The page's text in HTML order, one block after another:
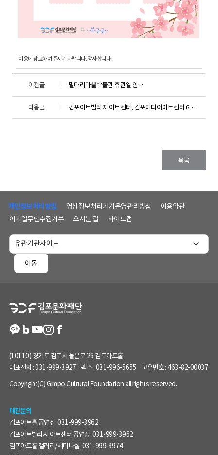
이용에 참고하여 주시기 바랍니다. 감사합니다.
이전글 밀다리마을박물관 휴관일 안내
다음글 김포아트빌리지 아트센터, 김포미디어아트센터 6월 20일~21일 임시휴관 안내
목록
개인정보처리방침 영상정보처리기기운영관리방침
이용약관
이메일무단수집거부
오시는 길 사이트맵
이동
(10110) 경기도 김포시 돌문로 26 김포아트홀
대표전화 :031-999-3927 팩스 :031-996-5655 고유번호 : 463-82-00037
Copyright(C) Gimpo Cultural Foundation all rights reserved.
대관문의
김포아트홀 공연장 031-999-3962
김포아트빌리지 아트센터 공연장 031-999-3962
김포아트홀 갤러리/세미나실 031-999-3974